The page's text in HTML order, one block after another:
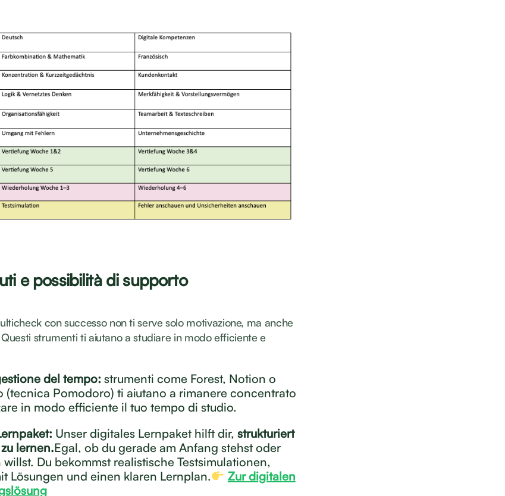
e possibilità di supporto
con successo non ti serve solo motivazione, ma anche
strumenti ti aiutano a studiare in modo efficiente e
del tempo:strumenti come Forest, Notion o
(tecnica Pomodoro) ti aiutano a rimanere concentrato
in modo efficiente il tuo tempo di studio.
Unser digitales Lernpaket hilft dir, strukturiert
lernen.Egal, ob du gerade am Anfang stehst oder
Du bekommst realistische Testsimulationen,
Lösungen und einen klaren Lernplan.
Zur digitalen